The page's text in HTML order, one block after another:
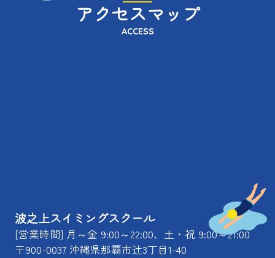
アクセスマップ
ACCESS
波之上スイミングスクール
[営業時間] 月～金 9:00～22:00、土・祝 9:00～21:00
〒900-0037 沖縄県那覇市辻3丁目1-40